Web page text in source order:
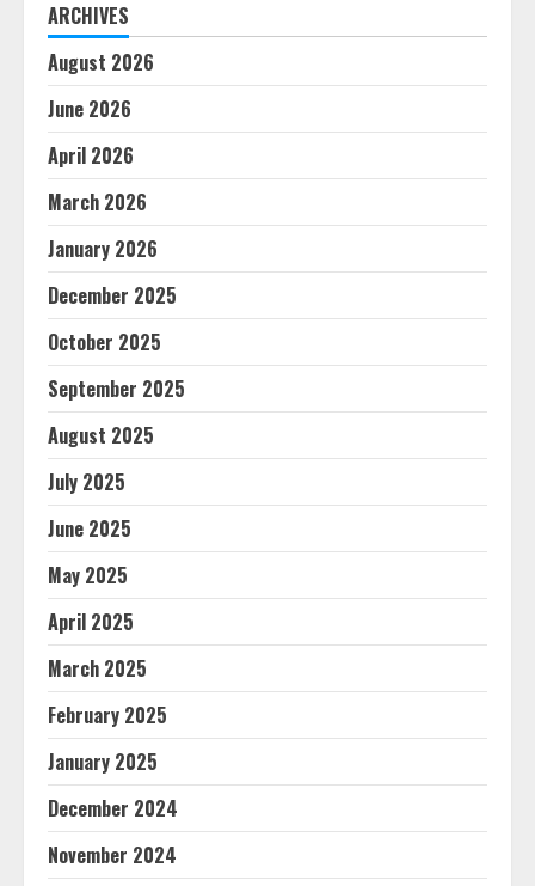
ARCHIVES
August 2026
June 2026
April 2026
March 2026
January 2026
December 2025
October 2025
September 2025
August 2025
July 2025
June 2025
May 2025
April 2025
March 2025
February 2025
January 2025
December 2024
November 2024